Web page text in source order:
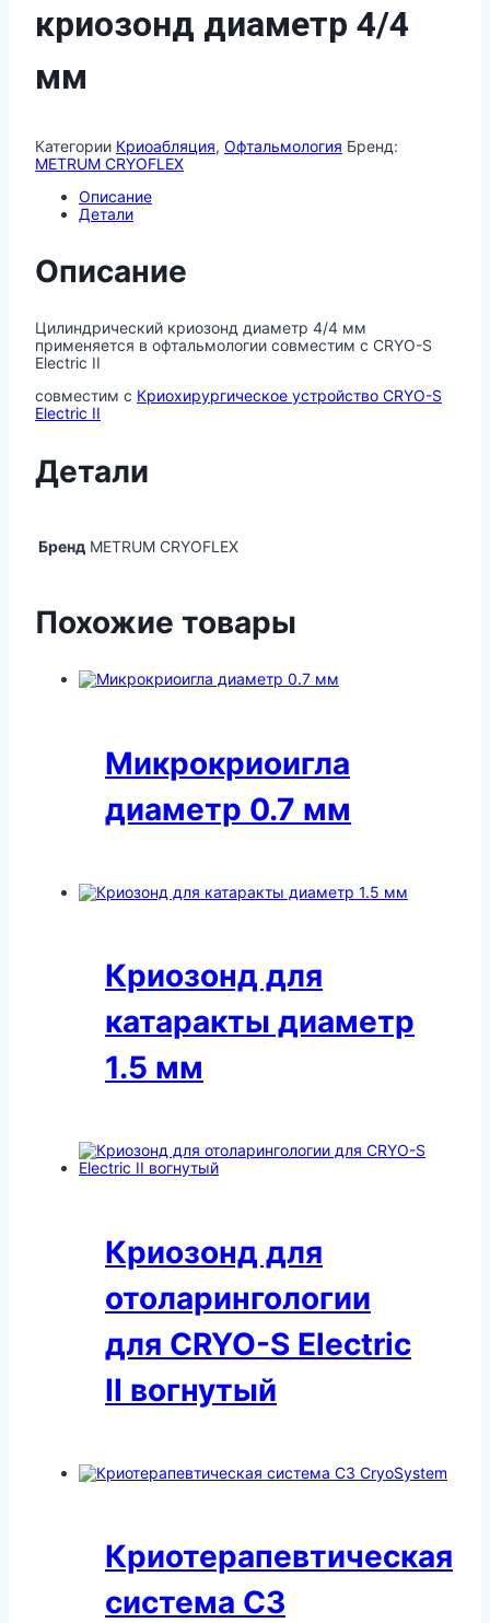
криозонд диаметр 4/4
мм
Категории Криоабляция, Офтальмология Бренд:
METRUM CRYOFLEX
Описание
Детали
Описание
Цилиндрический криозонд диаметр 4/4 мм
применяется в офтальмологии совместим с CRYO-S
Electric II
совместим с Криохирургическое устройство CRYO-S
Electric II
Детали
Бренд METRUM CRYOFLEX
Похожие товары
Микрокриоигла
диаметр 0.7 мм
Криозонд для
катаракты диаметр
1.5 мм
Криозонд для
отоларингологии
для CRYO-S Electric
II вогнутый
Криотерапевтическая
система С3